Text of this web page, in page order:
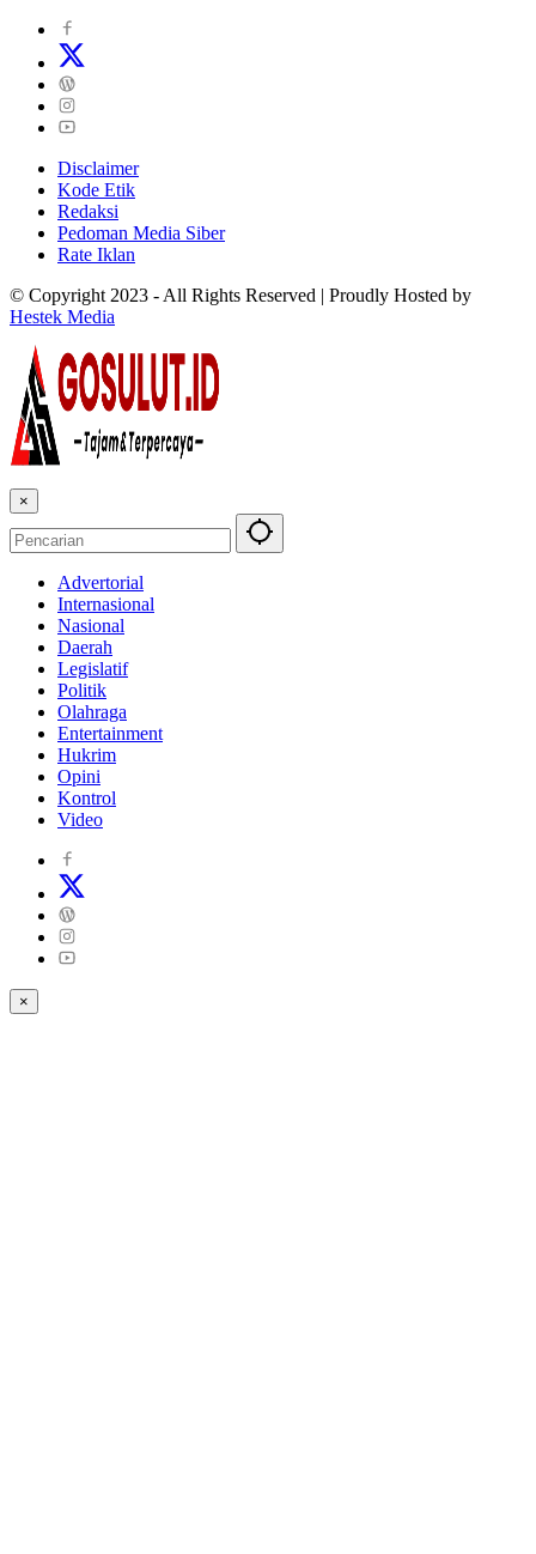
Disclaimer
Kode Etik
Redaksi
Pedoman Media Siber
Rate Iklan
© Copyright 2023 - All Rights Reserved | Proudly Hosted by
Hestek Media
×
Advertorial
Internasional
Nasional
Daerah
Legislatif
Politik
Olahraga
Entertainment
Hukrim
Opini
Kontrol
Video
×